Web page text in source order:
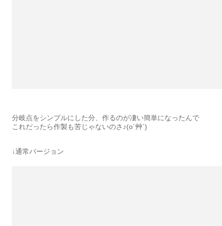
分岐点をシンプルにした分、作るのが凄い簡単になったんで
これだったら作製も苦じゃないのさ♪(o´艸`)
↓通常バージョン